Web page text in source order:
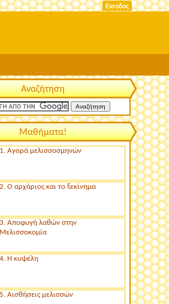
Είσοδος
Αναζήτηση
Μαθήματα!
1. Αγορά μελισσοσμηνών
2. Ο αρχάριος και το ξεκίνημα
3. Αποφυγή λαθών στην
Μελισσοκομία
4. Η κυψέλη
5. Αισθήσεις μελισσών